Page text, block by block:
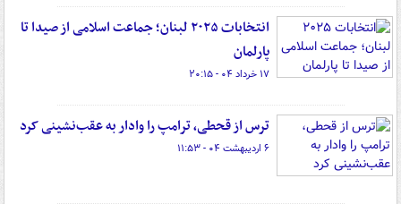
انتخابات ۲۰۲۵ لبنان؛ جماعت اسلامی از صیدا تا
پارلمان
۱۷ خرداد ۰۴ - ۲۰:۱۵
ترس از قحطی، ترامپ را وادار به عقب‌نشینی کرد
۶ اردیبهشت ۰۴ - ۱۱:۵۳